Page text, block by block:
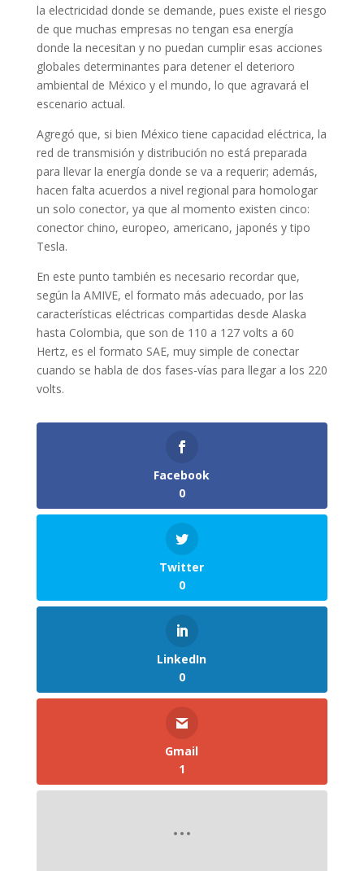
la electricidad donde se demande, pues existe el riesgo
de que muchas empresas no tengan esa energía
donde la necesitan y no puedan cumplir esas acciones
globales determinantes para detener el deterioro
ambiental de México y el mundo, lo que agravará el
escenario actual.
Agregó que, si bien México tiene capacidad eléctrica, la
red de transmisión y distribución no está preparada
para llevar la energía donde se va a requerir; además,
hacen falta acuerdos a nivel regional para homologar
un solo conector, ya que al momento existen cinco:
conector chino, europeo, americano, japonés y tipo
Tesla.
En este punto también es necesario recordar que,
según la AMIVE, el formato más adecuado, por las
características eléctricas compartidas desde Alaska
hasta Colombia, que son de 110 a 127 volts a 60
Hertz, es el formato SAE, muy simple de conectar
cuando se habla de dos fases-vías para llegar a los 220
volts.
Facebook
0
Twitter
0
LinkedIn
0
Gmail
1